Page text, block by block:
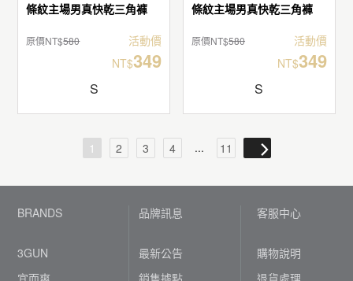
條紋主場男真快乾三角褲
原價NT$580
活動價
NT$349
S
條紋主場男真快乾三角褲
原價NT$580
活動價
NT$349
S
1 2 3 4 ... 11
BRANDS
3GUN
品牌訊息
最新公告
客服中心
購物說明